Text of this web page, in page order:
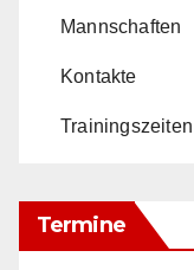
Mannschaften
Kontakte
Trainingszeiten
Termine